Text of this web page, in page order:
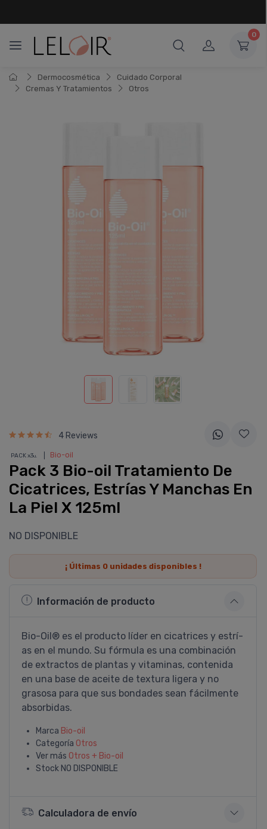
0
Dermocosmética
Cuidado Corporal
Cremas Y Tratamientos
Otros
4 Reviews
PACK x3u. Bio-oil
Pack 3 Bio-oil Tratamiento De
Cicatrices, Estrí­as Y Manchas En
La Piel X 125ml
NO DISPONIBLE
¡ Últimas 0unidades disponibles !
Información de producto
Bio-Oil® es el producto lí­der en cicatrices y estrí­
as en el mundo. Su fórmula es una combinación
de extractos de plantas y vitaminas, contenida
en una base de aceite de textura ligera y no
grasosa para que sus bondades sean fácilmente
absorbidas.
Marca Bio-oil
Categoría Otros
Ver más Otros + Bio-oil
Stock NO DISPONIBLE
Calculadora de envío